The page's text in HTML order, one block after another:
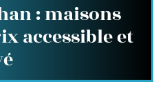
: maisons
accessible et